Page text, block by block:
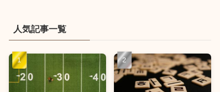
人気記事一覧